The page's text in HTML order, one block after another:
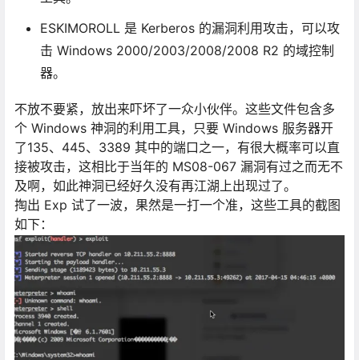
ESKIMOROLL 是 Kerberos 的漏洞利用攻击，可以攻
击 Windows 2000/2003/2008/2008 R2 的域控制
器。
不放不要紧，放出来吓坏了一众小伙伴。这些文件包含多
个 Windows 神洞的利用工具，只要 Windows 服务器开
了135、445、3389 其中的端口之一，有很大概率可以直
接被攻击，这相比于当年的 MS08-067 漏洞有过之而无不
及啊，如此神洞已经好久没有再江湖上出现过了。
掏出 Exp 试了一波，果然是一打一个准，这些工具的截图
如下：